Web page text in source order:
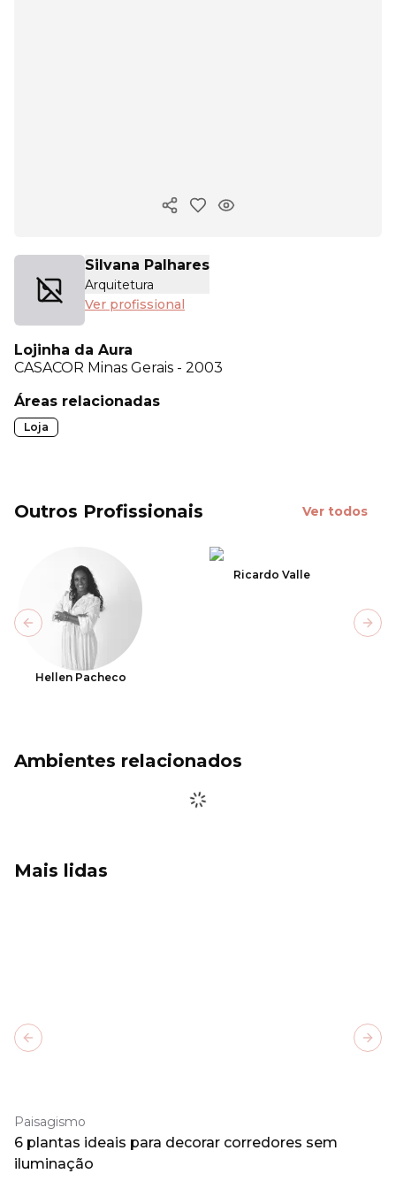
Copiar link
Silvana Palhares
Arquitetura
Ver profissional
Lojinha da Aura
CASACOR Minas Gerais - 2003
Áreas relacionadas
Loja
Outros Profissionais Ver todos
Hellen Pacheco
Ricardo Valle
Previous slide
Ambientes relacionados
Mais lidas
Paisagismo
6 plantas ideais para decorar corredores sem
iluminação
Previous slide